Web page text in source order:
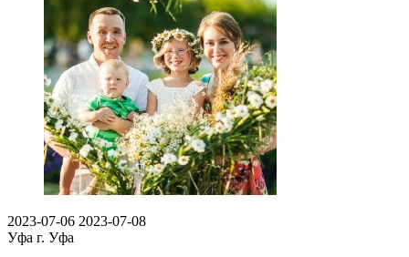
2023-07-06 2023-07-08
Уфа г. Уфа